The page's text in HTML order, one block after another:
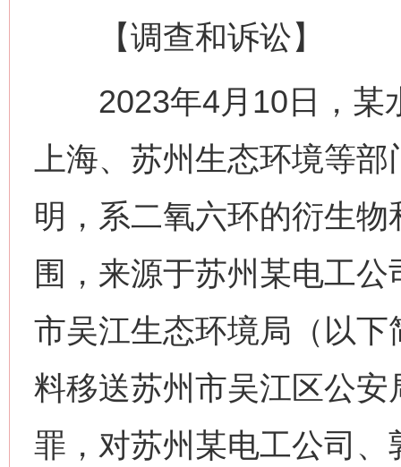
【调查和诉讼】
2023年4月10日，某
上海、苏州生态环境等
明，系二氧六环的衍生
围，来源于苏州某电工
市吴江生态环境局（以
料移送苏州市吴江区公
罪，对苏州某电工公司